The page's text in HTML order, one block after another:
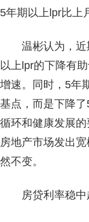
5年期以上lpr比上
温彬认为，
以上lpr的下降有
增速。同时，5年
基点，而是下降
循环和健康发展的
房地产市场发出
然不变。
房贷利率稳中